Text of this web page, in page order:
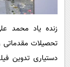
تحصیلات مقدماتی
دستیاری تدوین